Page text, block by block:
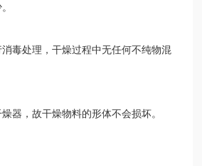
处理，干燥过程中无任何不纯物混
，故干燥物料的形体不会损坏。